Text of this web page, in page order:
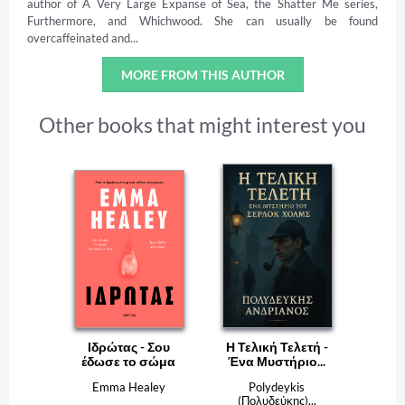
author of A Very Large Expanse of Sea, the Shatter Me series,
Furthermore, and Whichwood. She can usually be found
overcaffeinated and...
MORE FROM THIS AUTHOR
Other books that might interest you
Ιδρώτας - Σου
έδωσε το σώμα
Emma Healey
Η Τελική Τελετή -
Ένα Μυστήριο...
Polydeykis
(Πολυδεύκης)...